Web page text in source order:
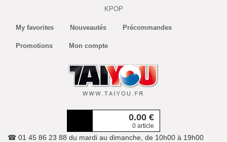
KPOP
My favorites Nouveautés Précommandes
Promotions Mon compte
0.00 €
0 article
☎ 01 45 86 23 88 du mardi au dimanche, de 10h00 à 19h00